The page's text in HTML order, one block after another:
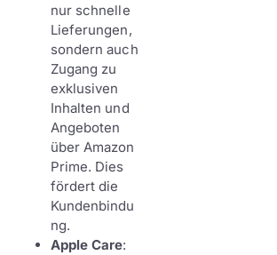
nur schnelle
Lieferungen,
sondern auch
Zugang zu
exklusiven
Inhalten und
Angeboten
über Amazon
Prime. Dies
fördert die
Kundenbindu
ng.
Apple Care: